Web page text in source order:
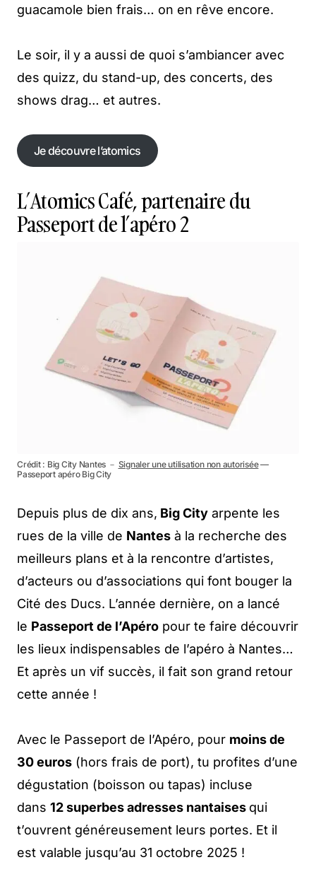
guacamole bien frais… on en rêve encore.
Le soir, il y a aussi de quoi s’ambiancer avec
des quizz, du stand-up, des concerts, des
shows drag… et autres.
Je découvre l’atomics
Je découvre l’atomics
L’Atomics Café, partenaire du
Passeport de l’apéro 2
Crédit : Big City Nantes － Signaler une utilisation non autorisée—
Passeport apéro Big City
Depuis plus de dix ans, Big City arpente les
rues de la ville de Nantes à la recherche des
meilleurs plans et à la rencontre d’artistes,
d’acteurs ou d’associations qui font bouger la
Cité des Ducs. L’année dernière, on a lancé
le Passeport de l’Apéro pour te faire découvrir
les lieux indispensables de l’apéro à Nantes…
Et après un vif succès, il fait son grand retour
cette année !
Avec le Passeport de l’Apéro, pour moins de
30 euros (hors frais de port), tu profites d’une
dégustation (boisson ou tapas) incluse
dans 12 superbes adresses nantaises qui
t’ouvrent généreusement leurs portes. Et il
est valable jusqu’au 31 octobre 2025 !